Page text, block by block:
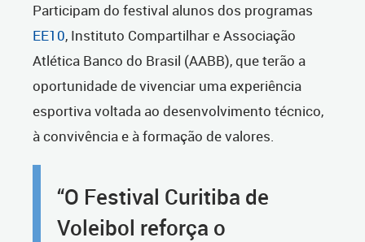
Participam do festival alunos dos programas
EE10, Instituto Compartilhar e Associação
Atlética Banco do Brasil (AABB), que terão a
oportunidade de vivenciar uma experiência
esportiva voltada ao desenvolvimento técnico,
à convivência e à formação de valores.
“O Festival Curitiba de
Voleibol reforça o